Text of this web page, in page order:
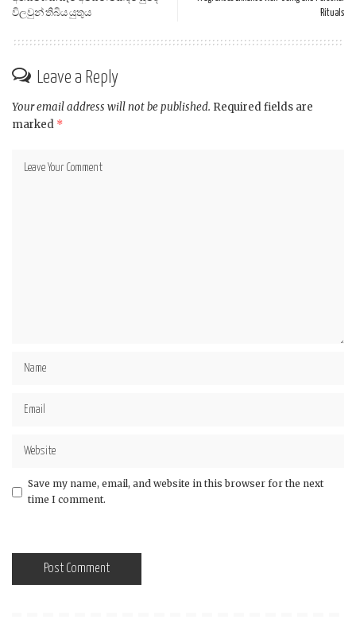
විලවුන් තිබිය යුතුය
Rituals
Leave a Reply
Your email address will not be published. Required fields are
marked *
Save my name, email, and website in this browser for the next
time I comment.